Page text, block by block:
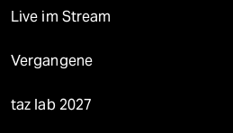
Live im Stream
Vergangene
taz lab 2027